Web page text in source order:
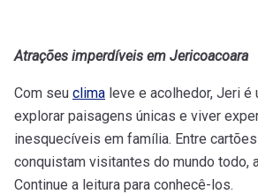
Atrações imperdíveis em Jericoacoara
Com seu clima leve e acolhedor, Jeri é
explorar paisagens únicas e viver
inesquecíveis em família. Entre
conquistam visitantes do mundo todo,
Continue a leitura para conhecê-los.